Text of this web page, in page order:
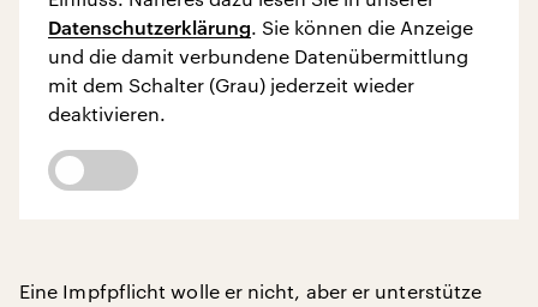
Datenschutzerklärung. Sie können die Anzeige
und die damit verbundene Datenübermittlung
mit dem Schalter (Grau) jederzeit wieder
deaktivieren.
Eine Impfpflicht wolle er nicht, aber er unterstütze